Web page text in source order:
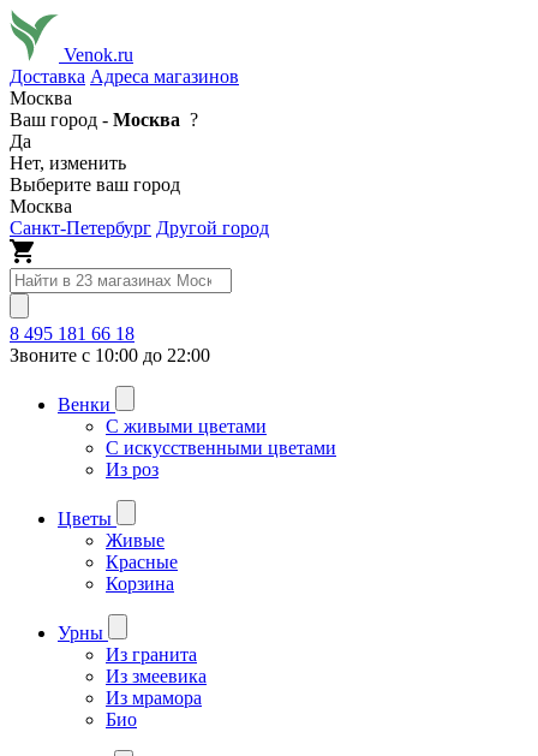
Venok.ru
Доставка Адреса магазинов
Москва
Ваш город - Москва ?
Да
Нет, изменить
Выберите ваш город
Москва
Санкт-Петербург Другой город
8 495 181 66 18
Звоните с 10:00 до 22:00
Венки
С живыми цветами
С искусственными цветами
Из роз
Цветы
Живые
Красные
Корзина
Урны
Из гранита
Из змеевика
Из мрамора
Био